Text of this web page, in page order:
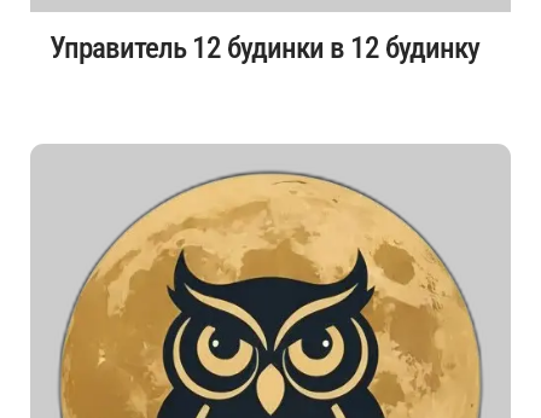
Управитель 12 будинки в 12 будинку